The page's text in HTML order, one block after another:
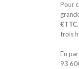
Pour
€TTC.
trois
En
93